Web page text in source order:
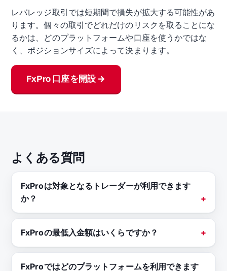
レバレッジ取引では短期間で損失が拡大する可能性があ
ります。個々の取引でどれだけのリスクを取ることにな
るかは、どのプラットフォームや口座を使うかではな
く、ポジションサイズによって決まります。
FxPro 口座を開設 →
よくある質問
FxProは対象となるトレーダーが利用できます
か？
FxProの最低入金額はいくらですか？
FxProではどのプラットフォームを利用できます